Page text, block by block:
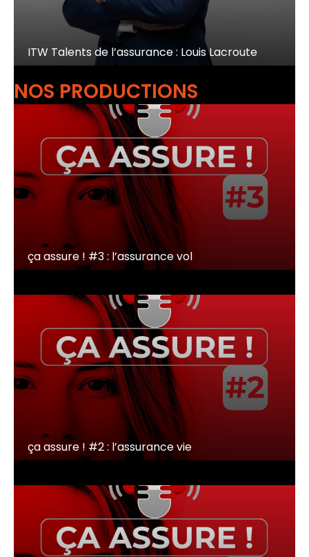
ITW Talents de l’assurance : Louis Lacroute
NOS PRODUCTIONS
ça assure ! #3 : l’assurance vol
ça assure ! #2 : l’assurance vie